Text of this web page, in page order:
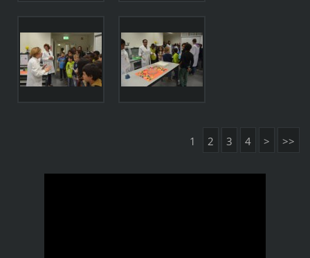
1 2 3 4 > >>